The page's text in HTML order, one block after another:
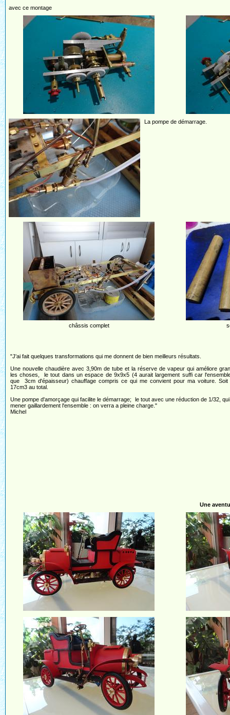
avec ce montage
La pompe de démarrage.
châssis complet
"J'ai fait quelques transformations qui me donnent de bien meilleurs résultats.
Une nouvelle chaudière avec 3,90m de tube et la réserve de vapeur qui améliore
les choses, le tout dans un espace de 9x9x5 (4 aurait largement suffi car
que 3cm d'épaisseur) chauffage compris ce qui me convient pour ma voiture. Soit
17cm3 au total.
Une pompe d'amorçage qui facilite le démarrage; le tout avec une réduction de 1/32,
mener gaillardement l'ensemble : on verra a pleine charge."
Michel
Une